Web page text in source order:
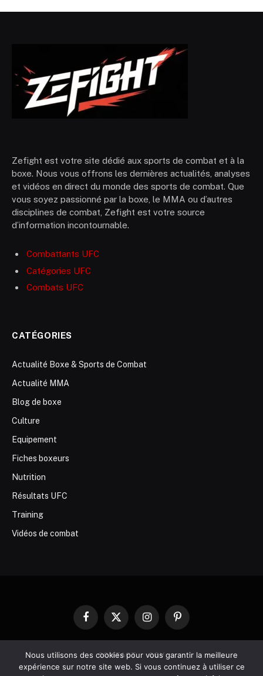
Zefight est votre site dédié aux sports de combat et à la
boxe. Nous vous offrons les dernières actualités, analyses
et vidéos en direct du monde des sports de combat. Que
vous soyez passionné par la boxe, le MMA ou d’autres
disciplines de combat, Zefight est votre source
d’information incontournable.
Combattants UFC
Catégories UFC
Combats UFC
CATÉGORIES
Actualité Boxe & Sports de Combat
Actualité MMA
Blog de boxe
Culture
Equipement
Fiches boxeurs
Nutrition
Résultats UFC
Training
Vidéos de combat
Facebook
X
InstagramPinterest
CONTACT CGV
Nous utilisons des cookies pour vous garantir la meilleure
expérience sur notre site web. Si vous continuez à utiliser ce